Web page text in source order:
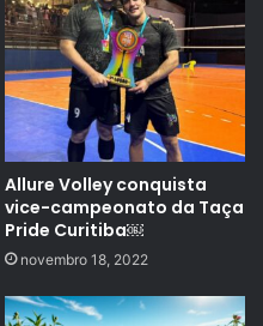
Allure Volley conquista
vice-campeonato da Taça
Pride Curitiba￼
novembro 18, 2022